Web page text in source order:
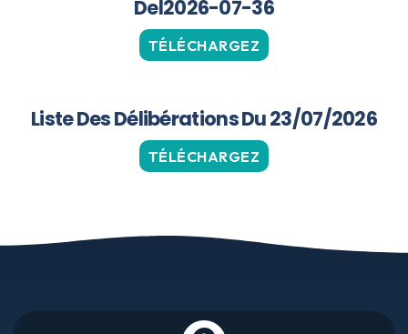
Del2026-07-36
TÉLÉCHARGEZ
Liste Des Délibérations Du 23/07/2026
TÉLÉCHARGEZ